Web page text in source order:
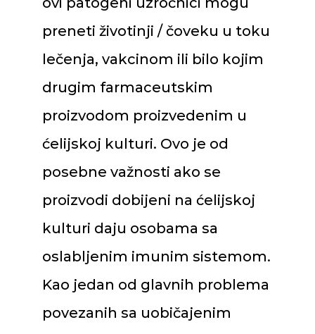
preneti životinji / čoveku u toku
lečenja, vakcinom ili bilo kojim
drugim farmaceutskim
proizvodom proizvedenim u
ćelijskoj kulturi. Ovo je od
posebne važnosti ako se
proizvodi dobijeni na ćelijskoj
kulturi daju osobama sa
oslabljenim imunim sistemom.
Kao jedan od glavnih problema
povezanih sa uobičajenim